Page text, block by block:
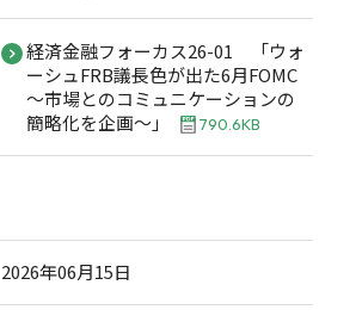
経済金融フォーカス26-01 「ウォ
ーシュFRB議長色が出た6月FOMC
～市場とのコミュニケーションの
簡略化を企画～」
790.6KB
2026年06月15日